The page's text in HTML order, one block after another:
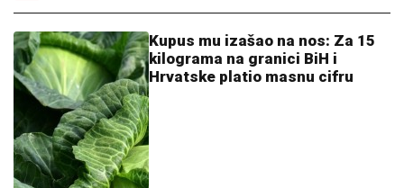
Kupus mu izašao na nos: Za 15
kilograma na granici BiH i
Hrvatske platio masnu cifru